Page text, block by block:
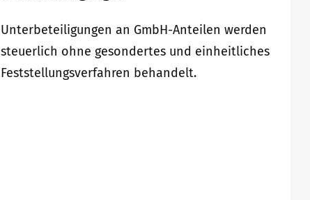
Unterbeteiligungen an GmbH-Anteilen werden
steuerlich ohne gesondertes und einheitliches
Feststellungsverfahren behandelt.